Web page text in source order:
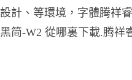
設計、等環境，字體腾祥
黑简-W2 從哪裏下載.腾祥